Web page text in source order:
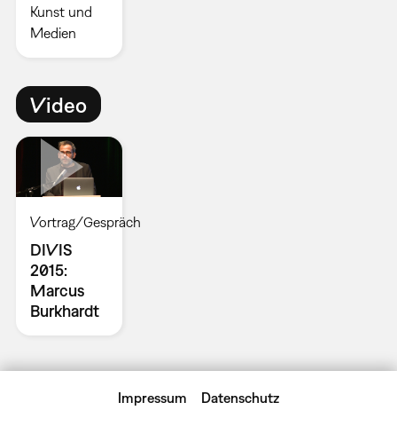
Kunst und
Medien
Video
Vortrag/Gespräch
DIVIS
2015:
Marcus
Burkhardt
Impressum Datenschutz